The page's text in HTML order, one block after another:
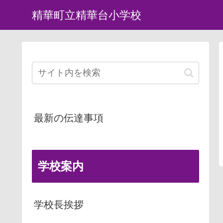
精華町立精華台小学校
最新の伝達事項
学校案内
学校長挨拶